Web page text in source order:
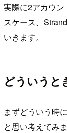
実際に2アカウ
スケース、
いきます。
どういうと
まずどういう時
と思い考えてみま